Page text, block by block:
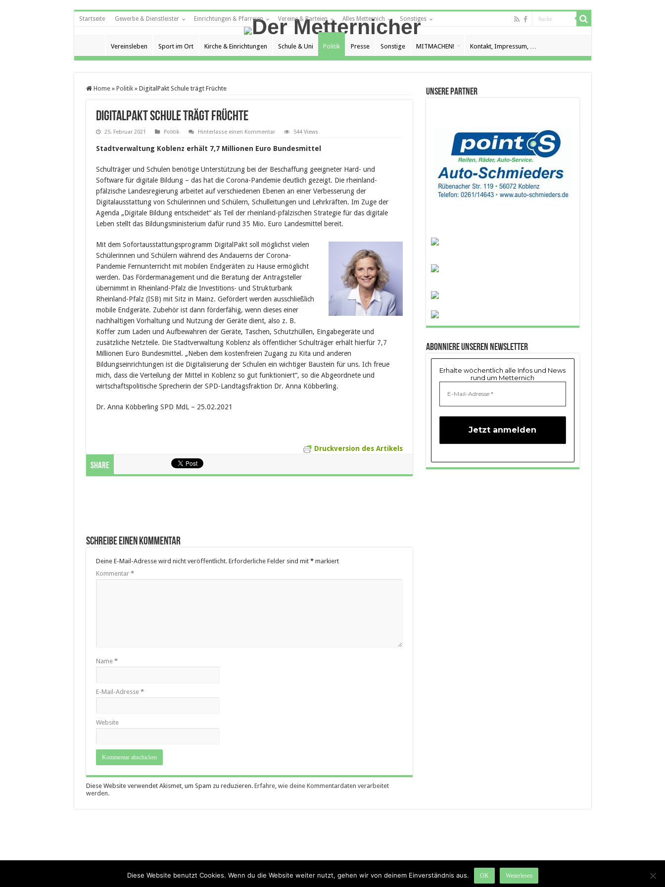
Startseite Gewerbe & Dienstleister Einrichtungen & Pfarreien Vereine & Parteien Alles Metternich Sonstiges
Vereinsleben Sport im Ort Kirche & Einrichtungen Schule & Uni Politik Presse Sonstige MITMACHEN! Kontakt, Impressum, …
Home » Politik » DigitalPakt Schule trägt Früchte
DigitalPakt Schule trägt Früchte
25. Februar 2021 Politik Hinterlasse einen Kommentar 544 Views
Stadtverwaltung Koblenz erhält 7,7 Millionen Euro Bundesmittel
Schulträger und Schulen benötige Unterstützung bei der Beschaffung geeigneter Hard- und
Software für digitale Bildung – das hat die Corona-Pandemie deutlich gezeigt. Die rheinland-
pfälzische Landesregierung arbeitet auf verschiedenen Ebenen an einer Verbesserung der
Digitalausstattung von Schülerinnen und Schülern, Schulleitungen und Lehrkräften. Im Zuge der
Agenda „Digitale Bildung entscheidet“ als Teil der rheinland-pfälzischen Strategie für das digitale
Leben stellt das Bildungsministerium dafür rund 35 Mio. Euro Landesmittel bereit.
Mit dem Sofortausstattungsprogramm DigitalPakt soll möglichst vielen
Schülerinnen und Schülern während des Andauerns der Corona-
Pandemie Fernunterricht mit mobilen Endgeräten zu Hause ermöglicht
werden. Das Fördermanagement und die Beratung der Antragsteller
übernimmt in Rheinland-Pfalz die Investitions- und Strukturbank
Rheinland-Pfalz (ISB) mit Sitz in Mainz. Gefördert werden ausschließlich
mobile Endgeräte. Zubehör ist dann förderfähig, wenn dieses einer
nachhaltigen Vorhaltung und Nutzung der Geräte dient, also z. B.
Koffer zum Laden und Aufbewahren der Geräte, Taschen, Schutzhüllen, Eingabegeräte und
zusätzliche Netzteile. Die Stadtverwaltung Koblenz als öffentlicher Schulträger erhält hierfür 7,7
Millionen Euro Bundesmittel. „Neben dem kostenfreien Zugang zu Kita und anderen
Bildungseinrichtungen ist die Digitalisierung der Schulen ein wichtiger Baustein für uns. Ich freue
mich, dass die Verteilung der Mittel in Koblenz so gut funktioniert“, so die Abgeordnete und
wirtschaftspolitische Sprecherin der SPD-Landtagsfraktion Dr. Anna Köbberling.
Dr. Anna Köbberling SPD MdL – 25.02.2021
Druckversion des Artikels
Share
Schreibe einen Kommentar
Deine E-Mail-Adresse wird nicht veröffentlicht. Erforderliche Felder sind mit *markiert
Kommentar *
Name *
E-Mail-Adresse *
Website
Diese Website verwendet Akismet, um Spam zu reduzieren. Erfahre, wie deine Kommentardaten verarbeitet
werden.
Unsere Partner
Abonniere unseren Newsletter
Erhalte wöchentlich alle Infos und News
rund um Metternich
Diese Website benutzt Cookies. Wenn du die Website weiter nutzt, gehen wir von deinem Einverständnis aus. OK Weiterlesen